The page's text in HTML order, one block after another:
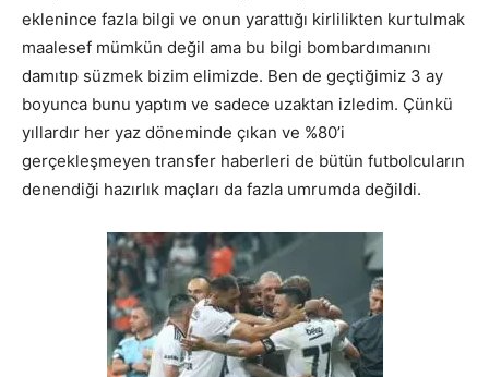
eklenince fazla bilgi ve onun yarattığı kirlilikten kurtulmak
maalesef mümkün değil ama bu bilgi bombardımanını
damıtıp süzmek bizim elimizde. Ben de geçtiğimiz 3 ay
boyunca bunu yaptım ve sadece uzaktan izledim. Çünkü
yıllardır her yaz döneminde çıkan ve %80’i
gerçekleşmeyen transfer haberleri de bütün futbolcuların
denendiği hazırlık maçları da fazla umrumda değildi.